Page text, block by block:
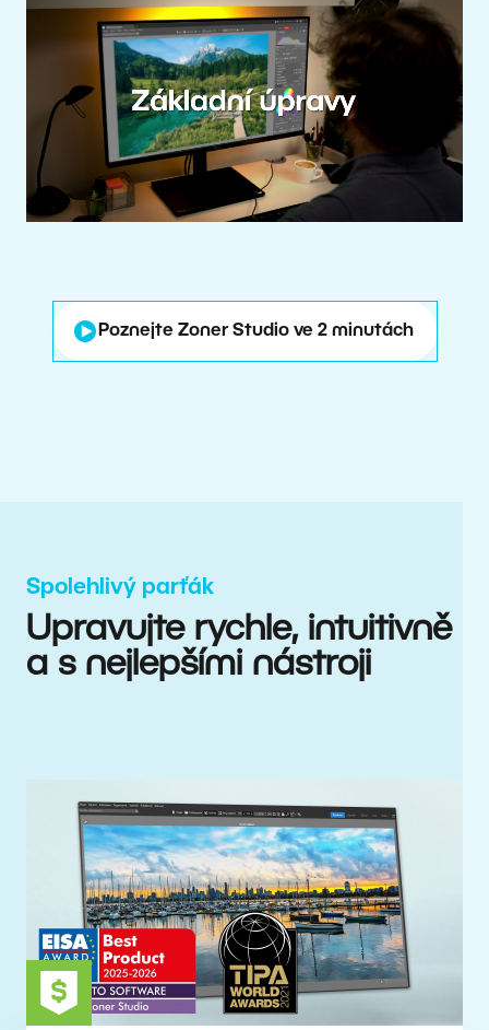
Poznejte Zoner Studio ve 2 minutách
Spolehlivý parťák
Upravujte rychle, intuitivně
a s nejlepšími nástroji